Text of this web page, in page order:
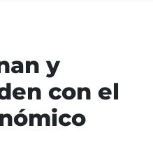
y
con el